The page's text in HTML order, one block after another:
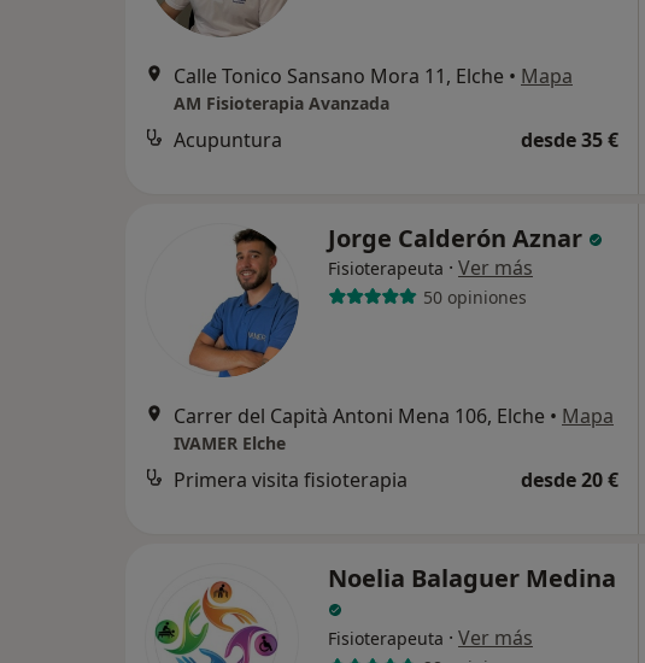
Calle Tonico Sansano Mora 11, Elche • Mapa
AM Fisioterapia Avanzada
Acupuntura desde 35 €
Jorge Calderón Aznar
Fisioterapeuta · Ver más
50 opiniones
Carrer del Capità Antoni Mena 106, Elche • Mapa
IVAMER Elche
Primera visita fisioterapia desde 20 €
Noelia Balaguer Medina
Fisioterapeuta · Ver más